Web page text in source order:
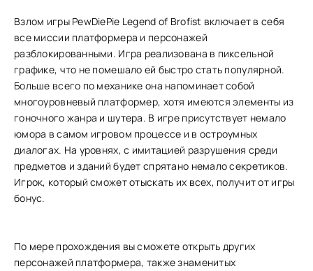
Взлом игры PewDiePie Legend of Brofist включает в себя
все миссии платформера и персонажей
разблокированными. Игра реализована в пиксельной
графике, что не помешало ей быстро стать популярной.
Больше всего по механике она напоминает собой
многоуровневый платформер, хотя имеются элементы из
гоночного жанра и шутера. В игре присутствует немало
юмора в самом игровом процессе и в остроумных
диалогах. На уровнях, с имитацией разрушения среди
предметов и зданий будет спрятано немало секретиков.
Игрок, который сможет отыскать их всех, получит от игры
бонус.
По мере прохождения вы сможете открыть других
персонажей платформера, также знаменитых